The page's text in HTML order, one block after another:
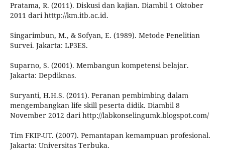
Pratama, R. (2011). Diskusi dan kajian. Diambil 1 Oktober
2011 dari htttp://km.itb.ac.id.
Singarimbun, M., & Sofyan, E. (1989). Metode Penelitian
Survei. Jakarta: LP3ES.
Suparno, S. (2001). Membangun kompetensi belajar.
Jakarta: Depdiknas.
Suryanti, H.H.S. (2011). Peranan pembimbing dalam
mengembangkan life skill peserta didik. Diambil 8
November 2012 dari http://labkonselingumk.blogspot.com/
Tim FKIP-UT. (2007). Pemantapan kemampuan profesional.
Jakarta: Universitas Terbuka.